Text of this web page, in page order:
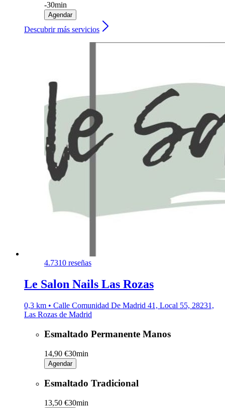
-30min
Agendar
Descubrir más servicios
4.7310 reseñas
Le Salon Nails Las Rozas
0,3 km • Calle Comunidad De Madrid 41, Local 55, 28231,
Las Rozas de Madrid
Esmaltado Permanente Manos
14,90 €30min
Agendar
Esmaltado Tradicional
13,50 €30min